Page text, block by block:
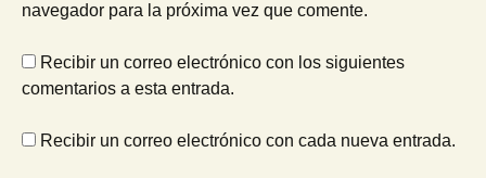
navegador para la próxima vez que comente.
Recibir un correo electrónico con los siguientes
comentarios a esta entrada.
Recibir un correo electrónico con cada nueva entrada.